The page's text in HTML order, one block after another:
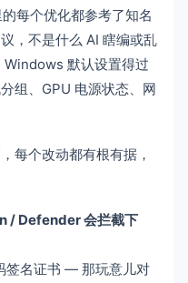
每个优化都参考了知名
，不是什么 AI 瞎编或乱
Windows 默认设置得过
组、GPU 电源状态、网
每个改动都有根有据，
/ Defender 会拦截下
签名证书 — 那玩意儿对